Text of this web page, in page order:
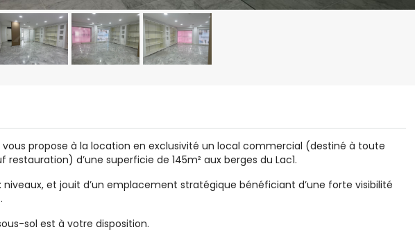
vous propose à la location en exclusivité un local commercial (destiné à toute
d’une superficie de 145m² aux berges du Lac1.
niveaux, et jouit d’un emplacement stratégique bénéficiant d’une forte visibilité
sol est à votre disposition.